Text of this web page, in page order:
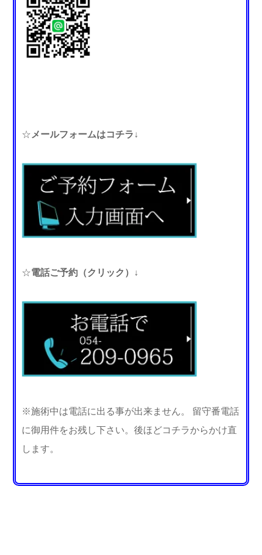
☆ メールフォームはコチラ↓
☆電話ご予約（クリック）↓
※施術中は電話に出る事が出来ません。 留守番電話
に御用件をお残し下さい。後ほどコチラからかけ直
します。